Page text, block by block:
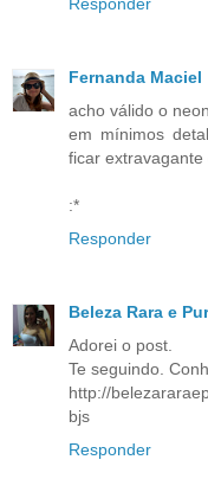
Responder
Fernanda Maciel
acho válido o
em mínimos
ficar extravagante
:*
Responder
Beleza Rara e
Adorei o post.
Te seguindo.
http://
bjs
Responder